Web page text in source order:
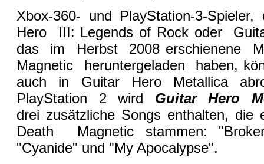
Xbox-360- und PlayStation-3-
Hero III: Legends of Rock oder
das im Herbst 2008 erschienene
Magnetic heruntergeladen haben,
auch in Guitar Hero Metallica
PlayStation 2 wird Guitar Hero
drei zusätzliche Songs enthalten,
Death Magnetic stammen:
"Cyanide" und "My Apocalypse".